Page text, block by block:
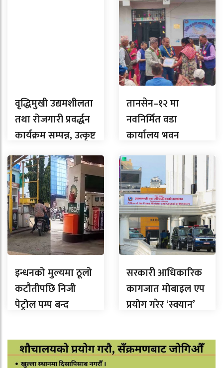
वृद्धिमुखी उद्यमशीलता
तथा रोजगारी प्रवर्द्धन
कार्यक्रम सम्पन्न, उत्कृष्ट
उद्यमी सम्मानित
तानसेन–१२ मा
नवनिर्मित वडा
कार्यालय भवन
समुद्घाटन
इन्धनको मुल्यमा ठूलो
कटौतीपछि निजी
पेट्रोल पम्प बन्द
सरकारी आधिकारिक
कागजात मोबाइल एप
प्रयोग गरेर ‘स्क्यान’
सरकारलाई निर्देशन